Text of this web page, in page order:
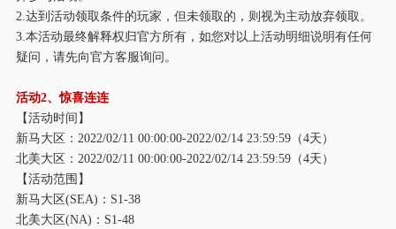
2.达到活动领取条件的玩家，但未领取的，则视为主动放弃领取。
3.本活动最终解释权归官方所有，如您对以上活动明细说明有任何
疑问，请先向官方客服询问。
活动2、惊喜连连
【活动时间】
新马大区： 2022/02/11 00:00:00-2022/02/14 23:59:59（4天）
北美大区： 2022/02/11 00:00:00-2022/02/14 23:59:59（4天）
【活动范围】
新马大区(SEA)：S1-38
北美大区(NA)：S1-48